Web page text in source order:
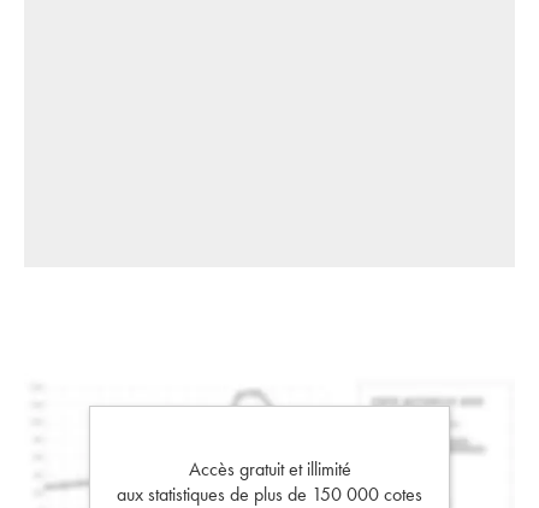
Accès gratuit et illimité
aux statistiques de plus de 150 000 cotes